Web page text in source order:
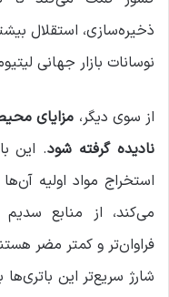
ذخیره‌سازی، استقلال
نوسانات بازار جهانی
از سوی دیگر، مزایای
نادیده گرفته شود. این
استخراج مواد اولیه
می‌کند، از منابع
فراوان‌تر و کمتر مضر
شارژ سریع‌تر این